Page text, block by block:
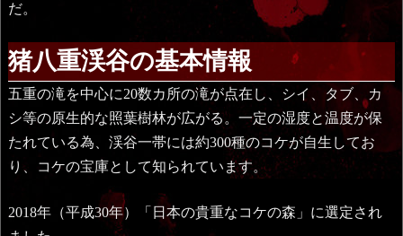
だ。
猪八重渓谷の基本情報
五重の滝を中心に20数カ所の滝が点在し、シイ、タブ、カ
シ等の原生的な照葉樹林が広がる。一定の湿度と温度が保
たれている為、渓谷一帯には約300種のコケが自生してお
り、コケの宝庫として知られています。
2018年（平成30年）「日本の貴重なコケの森」に選定され